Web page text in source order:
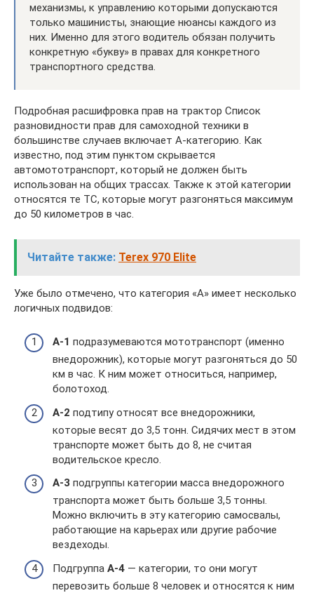
механизмы, к управлению которыми допускаются
только машинисты, знающие нюансы каждого из
них. Именно для этого водитель обязан получить
конкретную «букву» в правах для конкретного
транспортного средства.
Подробная расшифровка прав на трактор Список
разновидности прав для самоходной техники в
большинстве случаев включает А-категорию. Как
известно, под этим пунктом скрывается
автомототранспорт, который не должен быть
использован на общих трассах. Также к этой категории
относятся те ТС, которые могут разгоняться максимум
до 50 километров в час.
Читайте также: Terex 970 Elite
Уже было отмечено, что категория «А» имеет несколько
логичных подвидов:
А-1 подразумеваются мототранспорт (именно
внедорожник), которые могут разгоняться до 50
км в час. К ним может относиться, например,
болотоход.
А-2 подтипу относят все внедорожники,
которые весят до 3,5 тонн. Сидячих мест в этом
транспорте может быть до 8, не считая
водительское кресло.
А-3 подгруппы категории масса внедорожного
транспорта может быть больше 3,5 тонны.
Можно включить в эту категорию самосвалы,
работающие на карьерах или другие рабочие
вездеходы.
Подгруппа А-4 — категории, то они могут
перевозить больше 8 человек и относятся к ним